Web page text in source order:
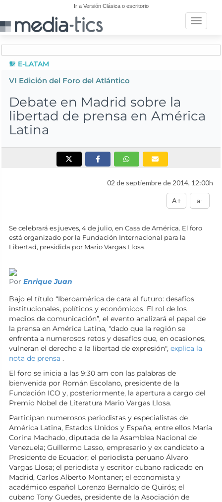
Ir a Versión Clásica o escritorio
Toggle
E-LATAM
VI Edición del Foro del Atlántico
Debate en Madrid sobre la
libertad de prensa en América
Latina
02 de septiembre de 2014, 12:00h
A+ a-
Se celebrará es jueves, 4 de julio, en Casa de América. El foro
está organizado por la Fundación Internacional para la
Libertad, presidida por Mario Vargas Llosa.
Por Enrique Juan
Bajo el título “Iberoamérica de cara al futuro: desafíos
institucionales, políticos y económicos. El rol de los
medios de comunicación”, el evento analizará el papel de
la prensa en América Latina, "dado que la región se
enfrenta a numerosos retos y desafíos que, en ocasiones,
vulneran el derecho a la libertad de expresión", explica la
nota de prensa .
El foro se inicia a las 9:30 am con las palabras de
bienvenida por Román Escolano, presidente de la
Fundación ICO y, posteriormente, la apertura a cargo del
Premio Nobel de Literatura Mario Vargas Llosa.
Participan numerosos periodistas y especialistas de
América Latina, Estados Unidos y España, entre ellos María
Corina Machado, diputada de la Asamblea Nacional de
Venezuela; Guillermo Lasso, empresario y ex candidato a
Presidente de Ecuador; el periodista peruano Álvaro
Vargas Llosa; el periodista y escritor cubano radicado en
Madrid, Carlos Alberto Montaner; el economista y
académico español Lorenzo Bernaldo de Quirós; el
cubano Tony Guedes, presidente de la Asociación de